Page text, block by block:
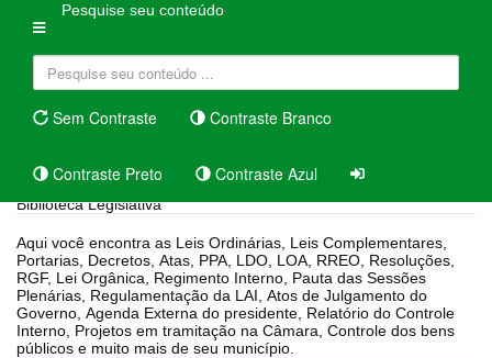
Pesquise seu conteúdo
Sem Contraste Contraste Branco
Contraste Preto Contraste Azul
Biblioteca Legislativa
Aqui você encontra as Leis Ordinárias, Leis Complementares,
Portarias, Decretos, Atas, PPA, LDO, LOA, RREO, Resoluções,
RGF, Lei Orgânica, Regimento Interno, Pauta das Sessões
Plenárias, Regulamentação da LAI, Atos de Julgamento do
Governo, Agenda Externa do presidente, Relatório do Controle
Interno, Projetos em tramitação na Câmara, Controle dos bens
públicos e muito mais de seu município.